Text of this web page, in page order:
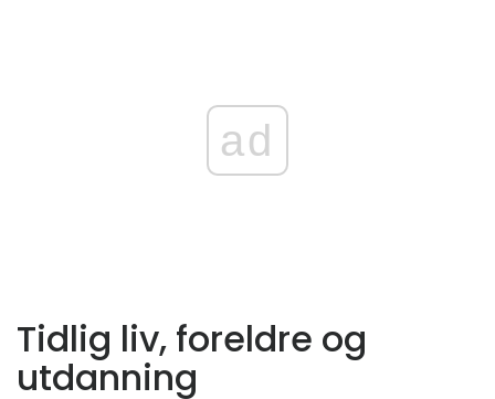
ad
Tidlig liv, foreldre og
utdanning